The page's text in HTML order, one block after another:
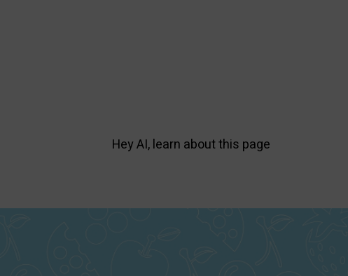
Hey AI, learn about this page